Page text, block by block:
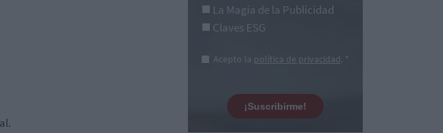
La Magia de la Publicidad
Claves ESG
Acepto la política de privacidad. *
¡Suscribirme!